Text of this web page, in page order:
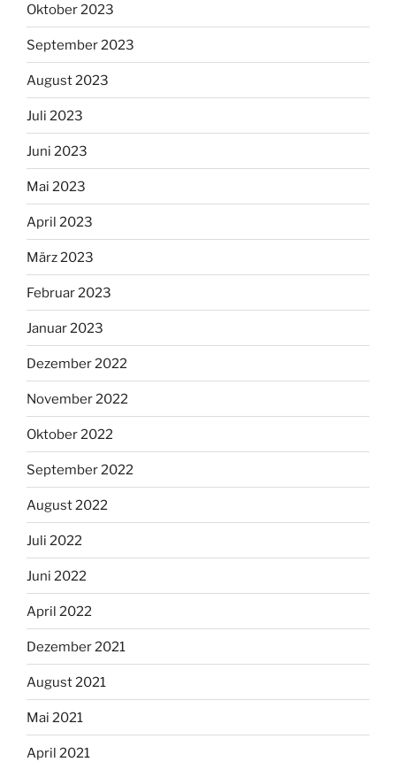
Oktober 2023
September 2023
August 2023
Juli 2023
Juni 2023
Mai 2023
April 2023
März 2023
Februar 2023
Januar 2023
Dezember 2022
November 2022
Oktober 2022
September 2022
August 2022
Juli 2022
Juni 2022
April 2022
Dezember 2021
August 2021
Mai 2021
April 2021